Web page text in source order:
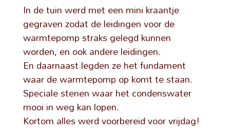
In de tuin werd met een mini kraantje
gegraven zodat de leidingen voor de
warmtepomp straks gelegd kunnen
worden, en ook andere leidingen.
En daarnaast legden ze het fundament
waar de warmtepomp op komt te staan.
Speciale stenen waar het condenswater
mooi in weg kan lopen.
Kortom alles werd voorbereid voor vrijdag!